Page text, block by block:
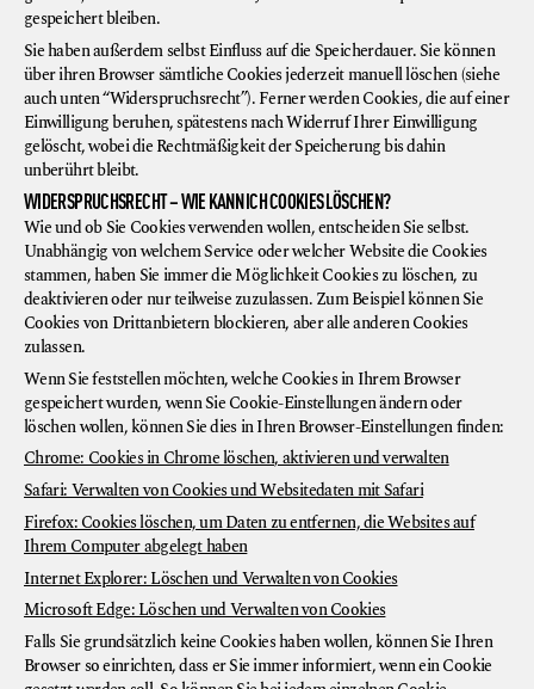
gespeichert bleiben.
Sie haben außerdem selbst Einfluss auf die Speicherdauer. Sie können
über ihren Browser sämtliche Cookies jederzeit manuell löschen (siehe
auch unten “Widerspruchsrecht”). Ferner werden Cookies, die auf einer
Einwilligung beruhen, spätestens nach Widerruf Ihrer Einwilligung
gelöscht, wobei die Rechtmäßigkeit der Speicherung bis dahin
unberührt bleibt.
WIDERSPRUCHSRECHT – WIE KANN ICH COOKIES LÖSCHEN?
Wie und ob Sie Cookies verwenden wollen, entscheiden Sie selbst.
Unabhängig von welchem Service oder welcher Website die Cookies
stammen, haben Sie immer die Möglichkeit Cookies zu löschen, zu
deaktivieren oder nur teilweise zuzulassen. Zum Beispiel können Sie
Cookies von Drittanbietern blockieren, aber alle anderen Cookies
zulassen.
Wenn Sie feststellen möchten, welche Cookies in Ihrem Browser
gespeichert wurden, wenn Sie Cookie-Einstellungen ändern oder
löschen wollen, können Sie dies in Ihren Browser-Einstellungen finden:
Chrome: Cookies in Chrome löschen, aktivieren und verwalten
Safari: Verwalten von Cookies und Websitedaten mit Safari
Firefox: Cookies löschen, um Daten zu entfernen, die Websites auf
Ihrem Computer abgelegt haben
Internet Explorer: Löschen und Verwalten von Cookies
Microsoft Edge: Löschen und Verwalten von Cookies
Falls Sie grundsätzlich keine Cookies haben wollen, können Sie Ihren
Browser so einrichten, dass er Sie immer informiert, wenn ein Cookie